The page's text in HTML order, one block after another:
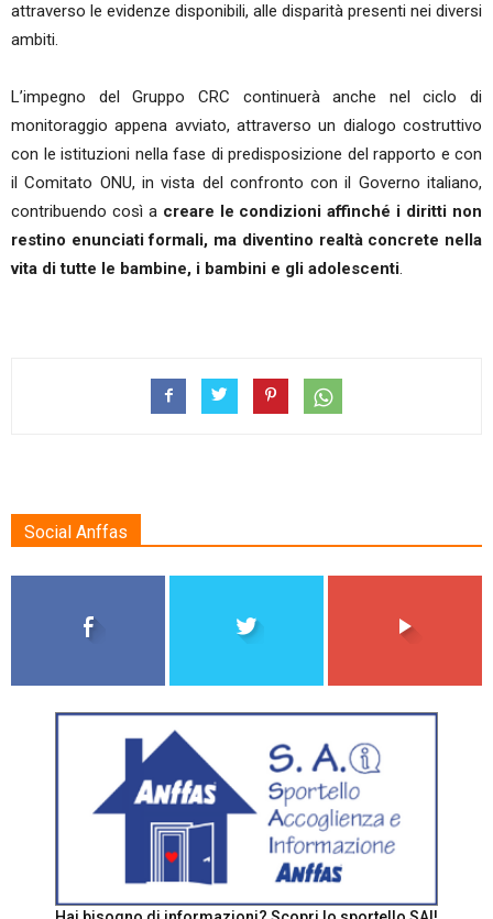
attraverso le evidenze disponibili, alle disparità presenti nei diversi
ambiti.
L’impegno del Gruppo CRC continuerà anche nel ciclo di
monitoraggio appena avviato, attraverso un dialogo costruttivo
con le istituzioni nella fase di predisposizione del rapporto e con
il Comitato ONU, in vista del confronto con il Governo italiano,
contribuendo così a creare le condizioni affinché i diritti non
restino enunciati formali, ma diventino realtà concrete nella
vita di tutte le bambine, i bambini e gli adolescenti.
Social Anffas